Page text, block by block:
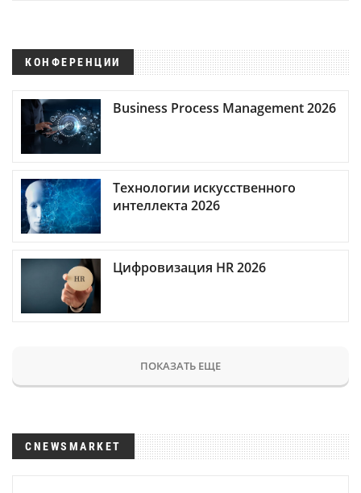
КОНФЕРЕНЦИИ
Business Process Management 2026
Технологии искусственного
интеллекта 2026
Цифровизация HR 2026
ПОКАЗАТЬ ЕЩЕ
CNEWSMARKET